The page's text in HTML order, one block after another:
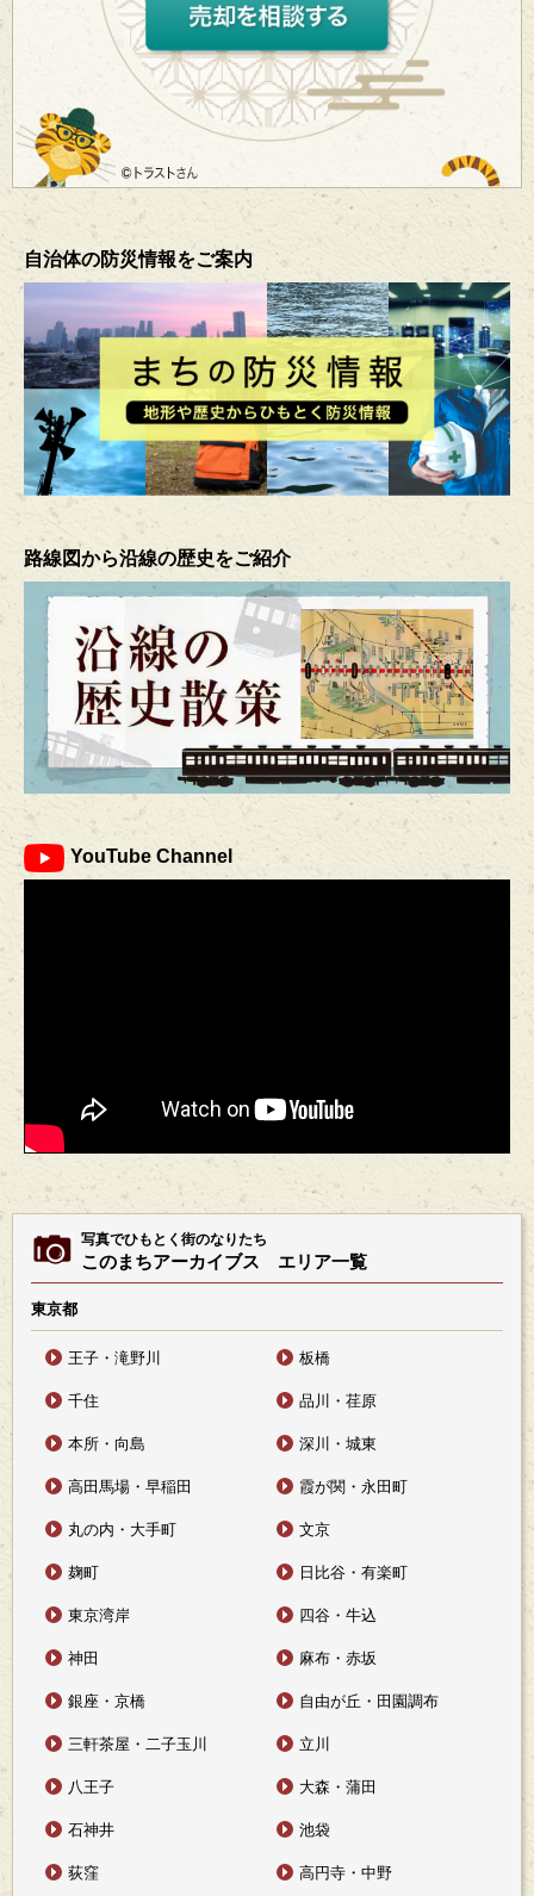
自治体の防災情報をご案内
路線図から沿線の歴史をご紹介
YouTube Channel
写真でひもとく街のなりたち
このまちアーカイブス エリア一覧
東京都
王子・滝野川 板橋
千住 品川・荏原
本所・向島 深川・城東
高田馬場・早稲田 霞が関・永田町
丸の内・大手町 文京
麹町 日比谷・有楽町
東京湾岸 四谷・牛込
神田 麻布・赤坂
銀座・京橋 自由が丘・田園調布
三軒茶屋・二子玉川 立川
八王子 大森・蒲田
石神井 池袋
荻窪 高円寺・中野